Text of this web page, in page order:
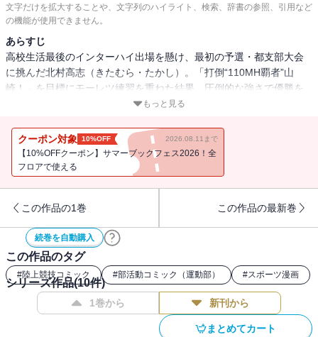
文字だけを拡大することや、文字列のハイライト、検索、辞書の参照、引用など
の機能が使用できません。
あらすじ
高校生活最後のインターハイ出場を懸け、最初の予選・都支部大会
に挑んだ北村高志（きたむら・たかし）。「打倒“110MH覇者”山
崎！」を目標にモーレツ練習を重ねた結果、圧倒的な強さで優勝を
飾った!! 続く予選、東京都大会。高志と同じく山崎にライバル心を
ィティ、第8弾!!
もっと見る
クーポン対象 10%OFF 2026.08.11まで
【10%OFFクーポン】サマーブックフェス2026！全
フロアで使える
この作品の1巻 この作品の最新巻
続巻を自動購入
この作品のタグ
#陸上競技コミック #部活動コミック（運動部） #スポーツ漫画
シリーズ作品(10件)
1巻から 新刊から
まとめてカート